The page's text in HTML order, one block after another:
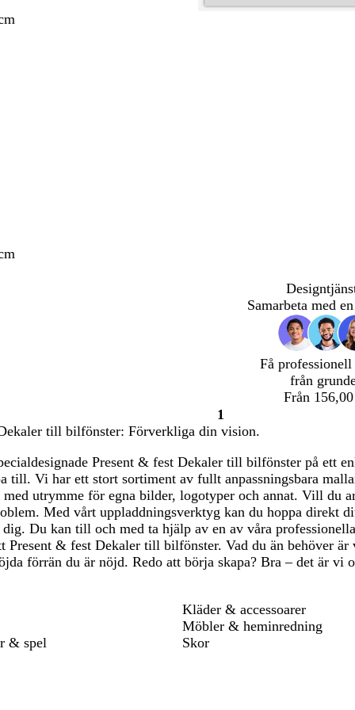
Samarbeta med
Få professionell
från
Från
Sida
1
1
till bilfönster: Förverkliga din vision.
Present & fest Dekaler till bilfönster på ett
till. Vi har ett stort sortiment av fullt anpassningsbara
utrymme för egna bilder, logotyper och annat. Vill du
Med vårt uppladdningsverktyg kan du hoppa direkt
Du kan till och med ta hjälp av en av våra
Present & fest Dekaler till bilfönster. Vad du än behöver
förrän du är nöjd. Redo att börja skapa? Bra – det är vi
& spel
Kläder & accessoarer
Möbler & heminredning
Skor